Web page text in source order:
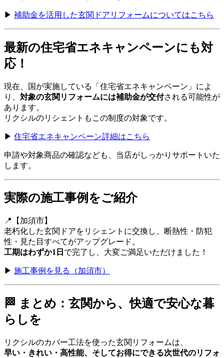
▶ 補助金を活用した玄関ドアリフォームについてはこちら
最新の住宅省エネキャンペーンにも対
応！
現在、国が実施している「住宅省エネキャンペーン」によ
り、 対象の玄関リフォームには補助金が交付される可能性が
あります。
リクシルのリシェントもこの制度の対象です。
▶ 住宅省エネキャンペーン詳細はこちら
申請や対象商品の確認なども、当店がしっかりサポートいた
します。
実際の施工事例をご紹介
📍【加須市】
老朽化した玄関ドアをリシェントに交換し、断熱性・防犯
性・見た目すべてがアップグレード。
工期はわずか1日 で完了し、大変ご満足いただけました！
▶ 施工事例を見る（加須市）
🏁 まとめ：玄関から、快適で安心な暮
らしを
リクシルのカバー工法を使った玄関リフォームは、
早い・きれい・高性能、そしてお得にできる次世代のリフォ